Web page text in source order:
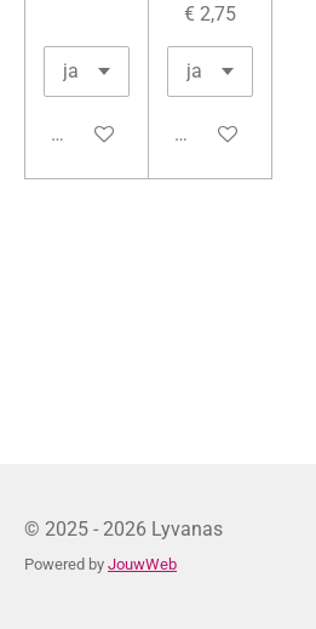
Bekijk details
€ 2,75
Bekijk details
© 2025 - 2026 Lyvanas
Powered by JouwWeb